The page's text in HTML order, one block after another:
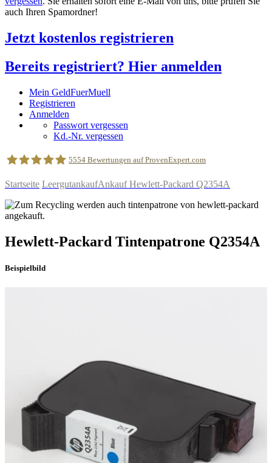
auch Ihren Spamordner!
Jetzt kostenlos registrieren
Bereits registriert? Hier anmelden
Mein GeldFuerMuell
Registrieren
Anmelden
Passwort vergessen
Kd.-Nr. vergessen
5554 Bewertungen auf ProvenExpert.com
Startseite LeergutankaufAnkauf Hewlett-Packard Q2354A
Hewlett-Packard Tintenpatrone Q2354A
Beispielbild